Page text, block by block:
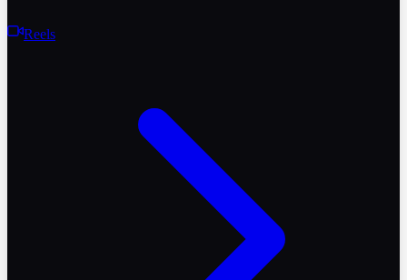
Reels